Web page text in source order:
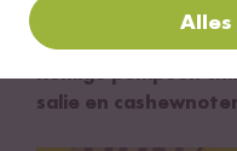
Romige pompoen-
salie en